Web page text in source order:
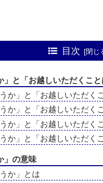
目次
」と「お越しいただくこ
か」と「お越しいただ
か」と「お越しいただ
か」と「お越しいただ
か」と「お越しいただ
」の意味
か」とは